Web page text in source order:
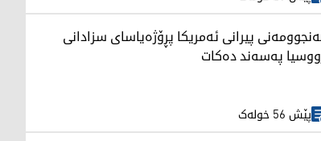
پیرانی ئەمریکا پڕۆژەیاسای سزادانی
په‌سه‌ند ده‌كات
پێش 56 خولەک